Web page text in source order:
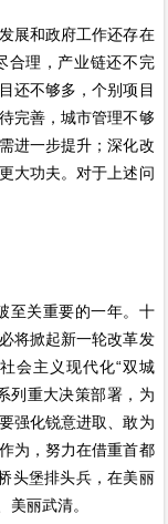
展和政府工作还存在
合理，产业链还不完
还不够多，个别项目
完善，城市管理不够
进一步提升；深化改
大功夫。对于上述问
至关重要的一年。十
将掀起新一轮改革发
会主义现代化“双城
列重大决策部署，为
强化锐意进取、敢为
为，努力在借重首都
头堡排头兵，在美丽
美丽武清。